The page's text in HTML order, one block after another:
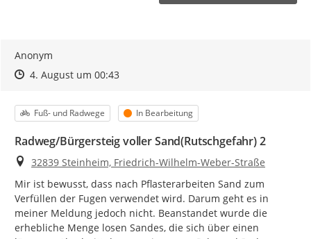
Anonym
Zeitpunkt des Erstellens
Zeitpunkt des Erstellens
4. August um 00:43Zur Äußerung
Kategorie
Fuß- und Radwege Status
In Bearbeitung
Radweg/Bürgersteig voller Sand(Rutschgefahr) 2
Ort
32839 Steinheim, Friedrich-Wilhelm-Weber-Straße
Mir ist bewusst, dass nach Pflasterarbeiten Sand zum
Verfüllen der Fugen verwendet wird. Darum geht es in
meiner Meldung jedoch nicht. Beanstandet wurde die
erhebliche Menge losen Sandes, die sich über einen